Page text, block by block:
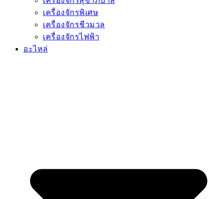
เครื่องจักรพิเศษ
เครื่องจักรชีวมวล
เครื่องจักรไฟฟ้า
อะไหล่